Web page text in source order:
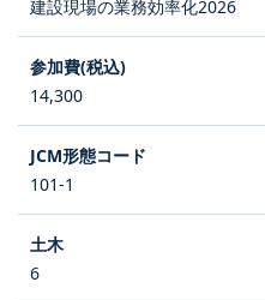
建設現場の業務効率化2026
14,300
101-1
6